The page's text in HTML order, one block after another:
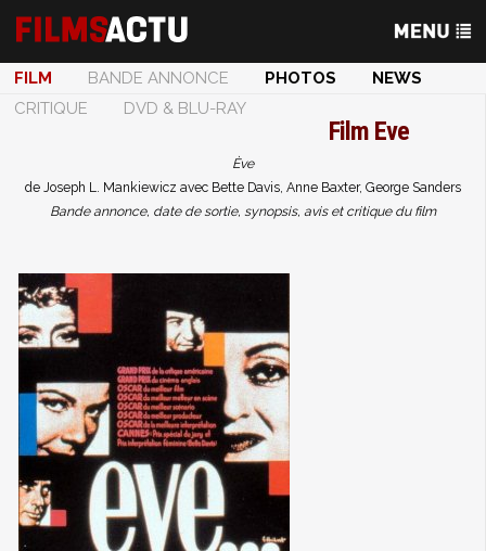
FILM BANDE ANNONCE PHOTOS
NEWS
CRITIQUE
DVD & BLU-RAY
Film Eve
Ève
de Joseph L. Mankiewicz avec Bette Davis, Anne Baxter, George Sanders
Bande annonce, date de sortie, synopsis, avis et critique du film